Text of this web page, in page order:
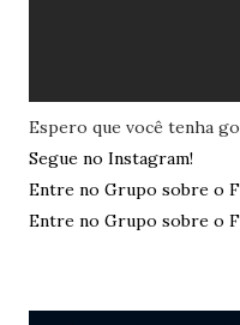
Espero que você tenha
Segue no Instagram!
Entre no Grupo sobre o
Entre no Grupo sobre o